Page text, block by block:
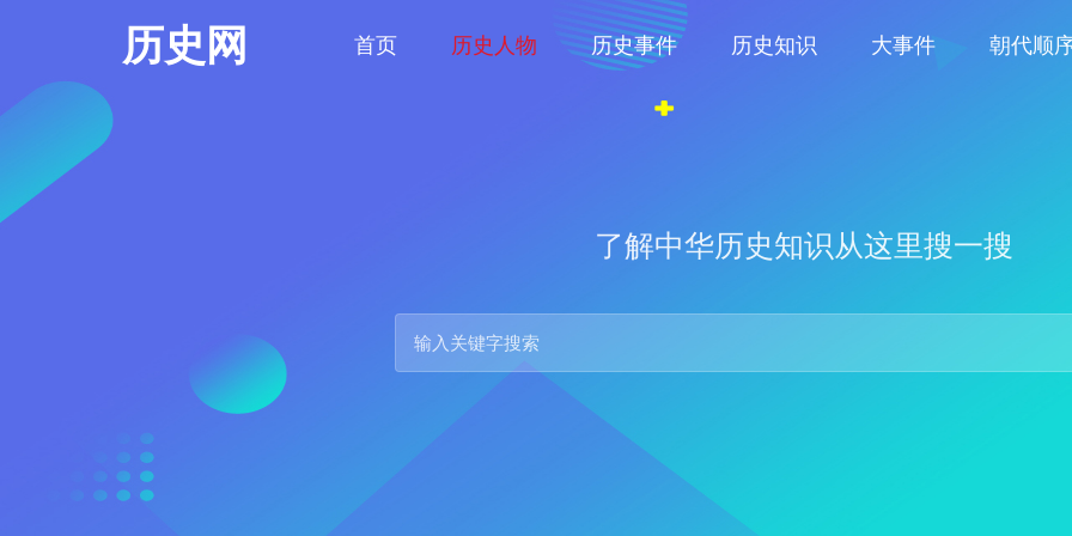
历史网 首页 历史人物 历史事件 历史知识 大事件 朝代顺
了解中华历史知识从这里搜一搜